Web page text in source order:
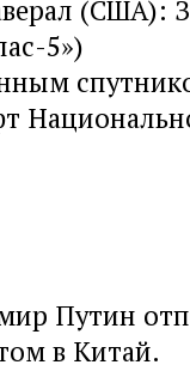
(США):
5»)
Путин
в Китай.